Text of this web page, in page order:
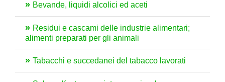
Bevande, liquidi alcolici ed aceti
Residui e cascami delle industrie alimentari;
alimenti preparati per gli animali
Tabacchi e succedanei del tabacco lavorati